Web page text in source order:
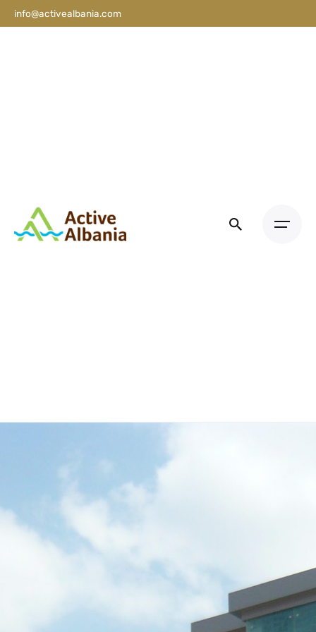
info@activealbania.com